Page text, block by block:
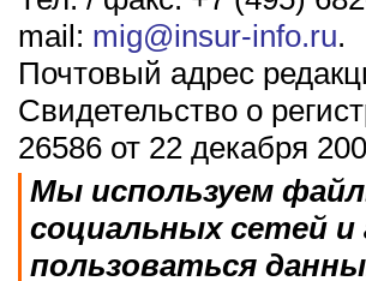
mail: mig@insur-info.ru.
Почтовый адрес
Свидетельство о
26586 от 22 декабря
Мы используем
социальных сетей
пользоваться